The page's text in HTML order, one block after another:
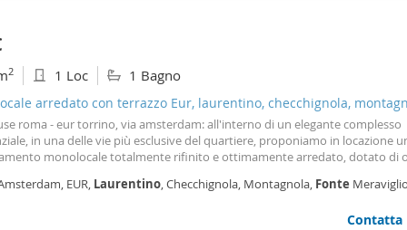
2 1 Loc 1 Bagno
arredato con terrazzo Eur, laurentino, checchignola,
roma - eur torrino, via amsterdam: all'interno di un elegante complesso
in una delle vie più esclusive del quartiere, proponiamo in locazione
monolocale totalmente rifinito e ottimamente arredato, dotato di
ed un comodo terrazzo abitabile. Completano la proprietà una
R. A. , nonchè la linea b della metropolitana a soli 10 minuti rendono
EUR, Laurentino, Checchignola, Montagnola, Fonte
Contatta